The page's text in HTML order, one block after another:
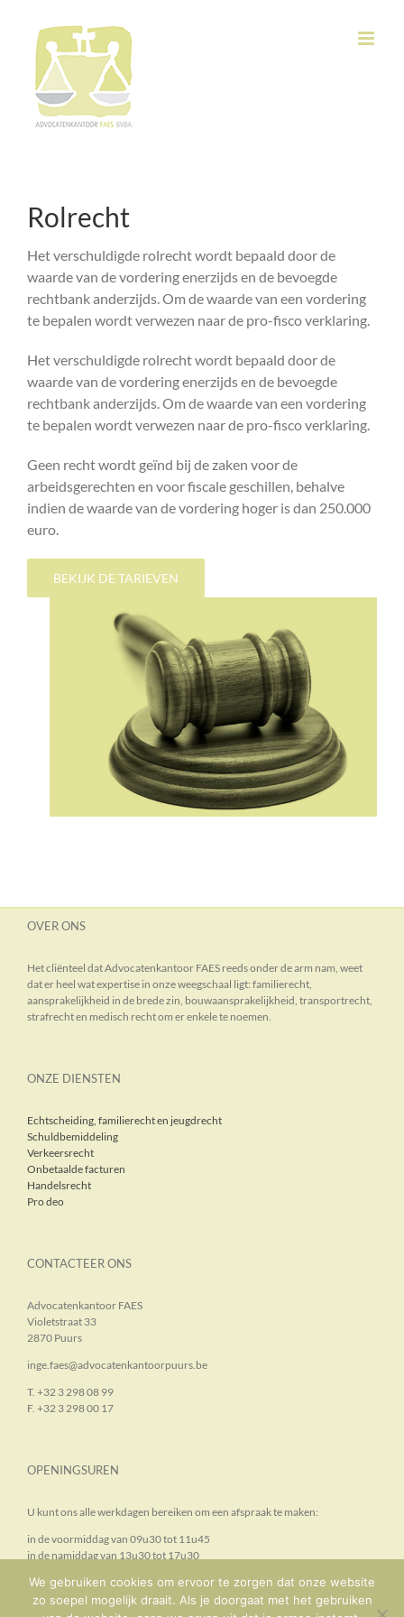
inhoud
Rolrecht
Het verschuldigde rolrecht wordt bepaald door de
waarde van de vordering enerzijds en de bevoegde
rechtbank anderzijds. Om de waarde van een vordering
te bepalen wordt verwezen naar de pro-fisco verklaring.
Het verschuldigde rolrecht wordt bepaald door de
waarde van de vordering enerzijds en de bevoegde
rechtbank anderzijds. Om de waarde van een vordering
te bepalen wordt verwezen naar de pro-fisco verklaring.
Geen recht wordt geïnd bij de zaken voor de
arbeidsgerechten en voor fiscale geschillen, behalve
indien de waarde van de vordering hoger is dan 250.000
euro.
BEKIJK DE TARIEVEN
OVER ONS
Het cliënteel dat Advocatenkantoor FAES reeds onder de arm nam, weet
dat er heel wat expertise in onze weegschaal ligt: familierecht,
aansprakelijkheid in de brede zin, bouwaansprakelijkheid, transportrecht,
strafrecht en medisch recht om er enkele te noemen.
ONZE DIENSTEN
Echtscheiding, familierecht en jeugdrecht
Schuldbemiddeling
Verkeersrecht
Onbetaalde facturen
Handelsrecht
Pro deo
CONTACTEER ONS
Advocatenkantoor FAES
Violetstraat 33
2870 Puurs
inge.faes@advocatenkantoorpuurs.be
T. +32 3 298 08 99
F. +32 3 298 00 17
OPENINGSUREN
U kunt ons alle werkdagen bereiken om een afspraak te maken:
in de voormiddag van 09u30 tot 11u45
in de namiddag van 13u30 tot 17u30
We gebruiken cookies om ervoor te zorgen dat onze website
zo soepel mogelijk draait. Als je doorgaat met het gebruiken